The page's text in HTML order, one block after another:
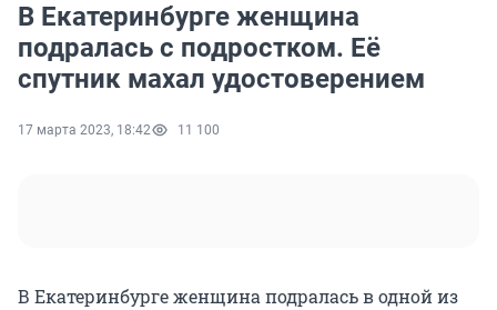
В Екатеринбурге женщина
подралась с подростком. Её
спутник махал удостоверением
17 марта 2023, 18:42 11 100
В Екатеринбурге женщина подралась в одной из